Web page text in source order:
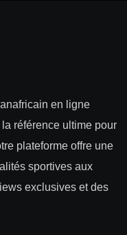
en ligne
référence ultime pour
plateforme offre une
sportives aux
exclusives et des